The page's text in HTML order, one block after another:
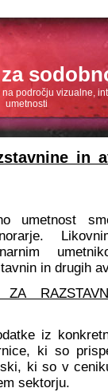
področju vizualne,
umetnosti
in
umetnost
in drugih
iz
ki so
ki so v
sektorju.